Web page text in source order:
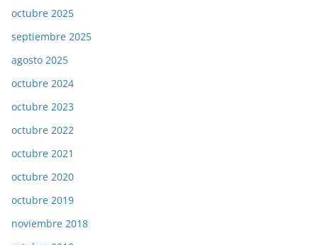
octubre 2025
septiembre 2025
agosto 2025
octubre 2024
octubre 2023
octubre 2022
octubre 2021
octubre 2020
octubre 2019
noviembre 2018